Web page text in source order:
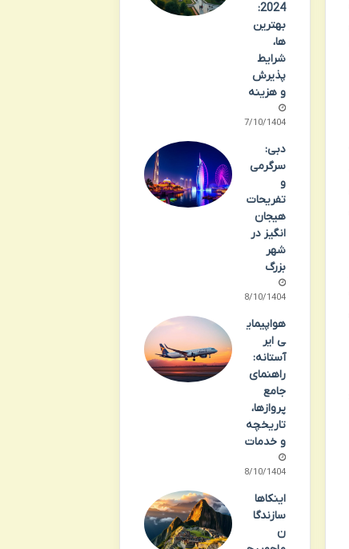
2024:
بهترین
ها،
شرایط
پذیرش
و هزینه
07/10/1404
دبی:
سرگرمی
و
تفریحات
هیجان
انگیز در
شهر
بزرگ
08/10/1404
هواپیمای
ی ایر
آستانه:
راهنمای
جامع
پروازها،
تاریخچه
و خدمات
08/10/1404
اینکاها
سازندگا
ن